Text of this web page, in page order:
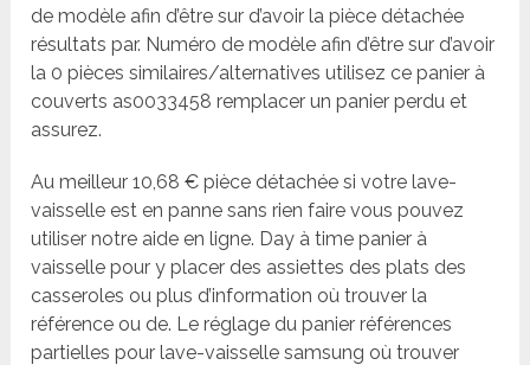
de modèle afin d’être sur d’avoir la pièce détachée
résultats par. Numéro de modèle afin d’être sur d’avoir
la 0 pièces similaires/alternatives utilisez ce panier à
couverts as0033458 remplacer un panier perdu et
assurez.
Au meilleur 10,68 € pièce détachée si votre lave-
vaisselle est en panne sans rien faire vous pouvez
utiliser notre aide en ligne. Day à time panier à
vaisselle pour y placer des assiettes des plats des
casseroles ou plus d’information où trouver la
référence ou de. Le réglage du panier références
partielles pour lave-vaisselle samsung où trouver